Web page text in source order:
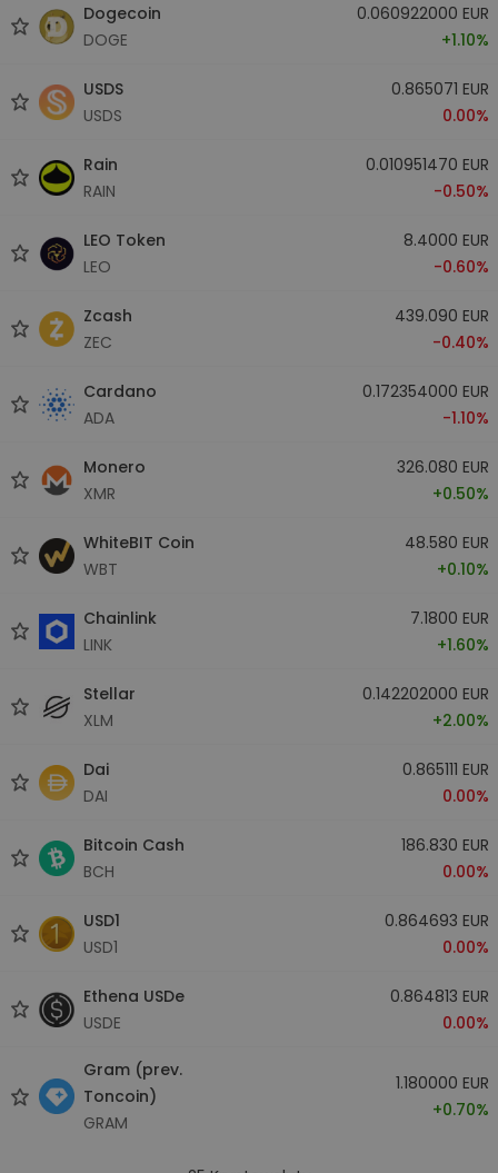
Dogecoin
DOGE
0.060922000 EUR
+1.10%
USDS
USDS
0.865071 EUR
0.00%
Rain
RAIN
0.010951470 EUR
-0.50%
LEO Token
LEO
8.4000 EUR
-0.60%
Zcash
ZEC
439.090 EUR
-0.40%
Cardano
ADA
0.172354000 EUR
-1.10%
Monero
XMR
326.080 EUR
+0.50%
WhiteBIT Coin
WBT
48.580 EUR
+0.10%
Chainlink
LINK
7.1800 EUR
+1.60%
Stellar
XLM
0.142202000 EUR
+2.00%
Dai
DAI
0.865111 EUR
0.00%
Bitcoin Cash
BCH
186.830 EUR
0.00%
USD1
USD1
0.864693 EUR
0.00%
Ethena USDe
USDE
0.864813 EUR
0.00%
Gram (prev.
Toncoin)
GRAM
1.180000 EUR
+0.70%